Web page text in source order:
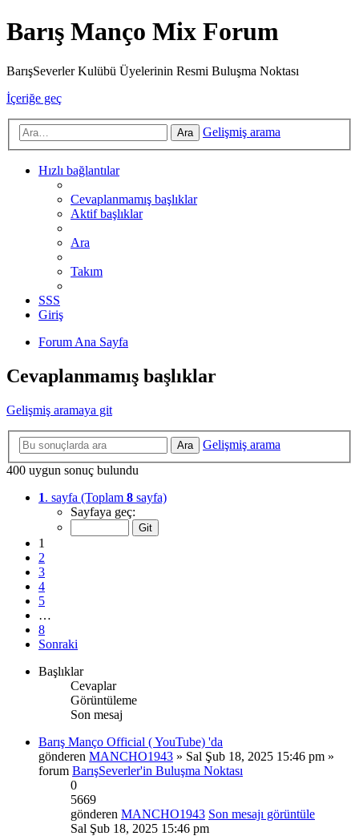
Barış Manço Mix Forum
BarışSeverler Kulübü Üyelerinin Resmi Buluşma Noktası
İçeriğe geç
Ara Gelişmiş arama
Hızlı bağlantılar
Cevaplanmamış başlıklar
Aktif başlıklar
Ara
Takım
SSS
Giriş
Forum Ana Sayfa
Cevaplanmamış başlıklar
Gelişmiş aramaya git
Ara
Gelişmiş arama
400 uygun sonuç bulundu
1. sayfa (Toplam 8 sayfa)
Sayfaya geç:
1
2
3
4
5
…
8
Sonraki
Başlıklar
Cevaplar
Görüntüleme
Son mesaj
Barış Manço Official ( YouTube) 'da
gönderen MANCHO1943 » Sal Şub 18, 2025 15:46 pm »
forum BarışSeverler'in Buluşma Noktası
0
5669
gönderen MANCHO1943 Son mesajı görüntüle
Sal Şub 18, 2025 15:46 pm